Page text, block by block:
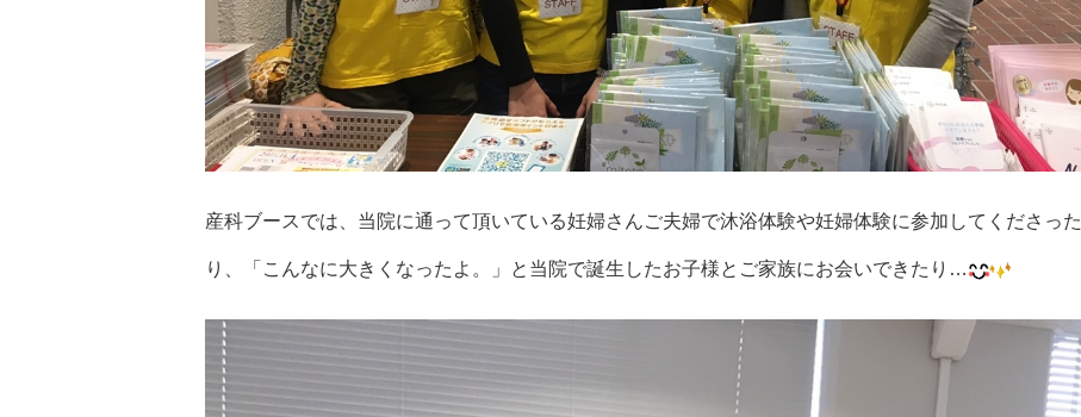
産科ブースでは、当院に通って頂いている妊婦さんご夫婦で沐浴体験や妊婦体験に参加してくださった
り、「こんなに大きくなったよ。」と当院で誕生したお子様とご家族にお会いできたり…